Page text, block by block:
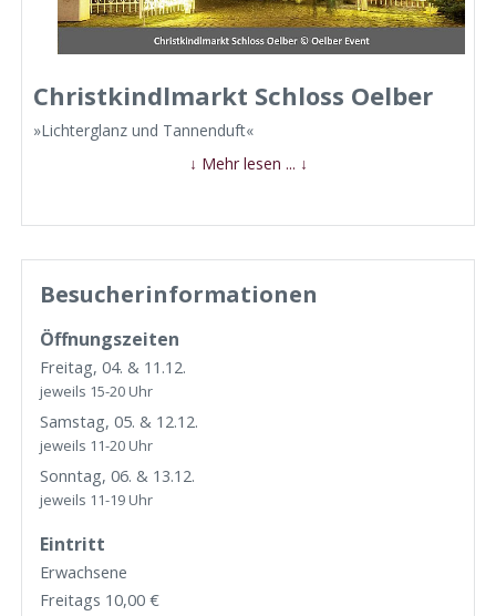
Christkindlmarkt Schloss Oelber
»Lichterglanz und Tannenduft«
↓ Mehr lesen ... ↓
Besucherinformationen
Öffnungszeiten
Freitag, 04. & 11.12.
jeweils 15-20 Uhr
Samstag, 05. & 12.12.
jeweils 11-20 Uhr
Sonntag, 06. & 13.12.
jeweils 11-19 Uhr
Eintritt
Erwachsene
Freitags 10,00 €